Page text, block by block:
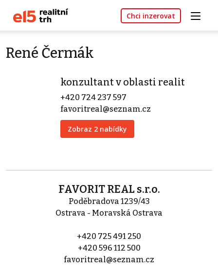
Chci inzerovat
René Čermák
konzultant v oblasti realit
+420 724 237 597
favoritreal@seznam.cz
Zobraz 2 nabídky
FAVORIT REAL s.r.o.
Poděbradova 1239/43
Ostrava - Moravská Ostrava
+420 725 491 250
+420 596 112 500
favoritreal@seznam.cz